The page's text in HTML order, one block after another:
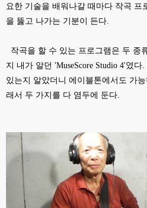
요한 기술을 배워나갈 때마다 작곡 프
을 뚫고 나가는 기분이 든다.
작곡을 할 수 있는 프로그램은 두 종
지 내가 알던 'MuseScore Studio 4'였
있는지 알았더니 에이블톤에서도 가
래서 두 가지를 다 염두에 둔다.